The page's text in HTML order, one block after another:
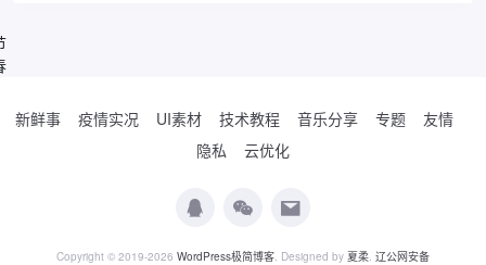
新鲜事 疫情实况 UI素材 技术教程 音乐分享 专题
友情
隐私
云优化
Copyright © 2019-2026 WordPress极简博客. Designed by 夏柔. 辽公网安备